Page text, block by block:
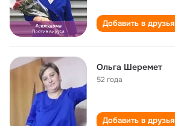
Добавить в друзья
Ольга Шеремет
52 года
Добавить в друзья